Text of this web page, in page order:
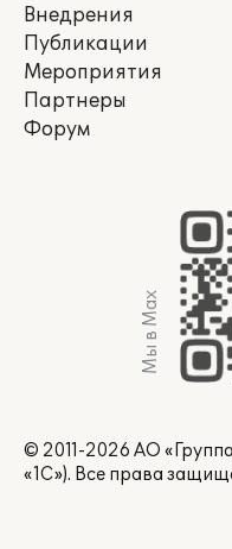
Внедрения
Публикации
Мероприятия
Партнеры
Форум
Мы в Max
© 2011-2026 АО
«1С»). Все права